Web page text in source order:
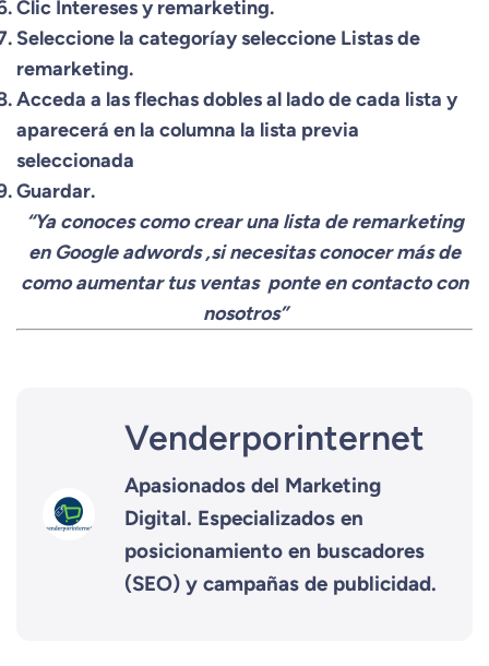
Clic Intereses y remarketing.
Seleccione la categoríay seleccione Listas de
remarketing.
Acceda a las flechas dobles al lado de cada lista y
aparecerá en la columna la lista previa
seleccionada
Guardar.
“Ya conoces comocrear una lista de remarketing
en Google adwords,si necesitas conocer más de
como aumentar tus ventas ponte en contacto con
nosotros”
Venderporinternet
Apasionados del Marketing
Digital. Especializados en
posicionamiento en buscadores
(SEO) y campañas de publicidad.